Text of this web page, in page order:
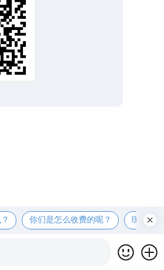
你们是怎么收费的呢？ 现在有